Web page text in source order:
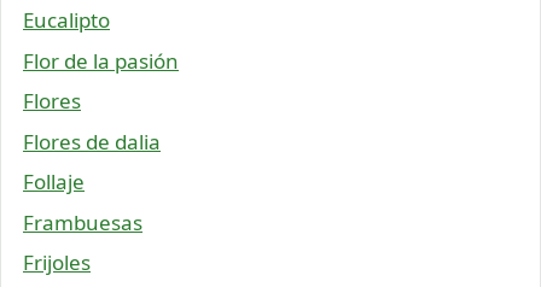
Eucalipto
Flor de la pasión
Flores
Flores de dalia
Follaje
Frambuesas
Frijoles